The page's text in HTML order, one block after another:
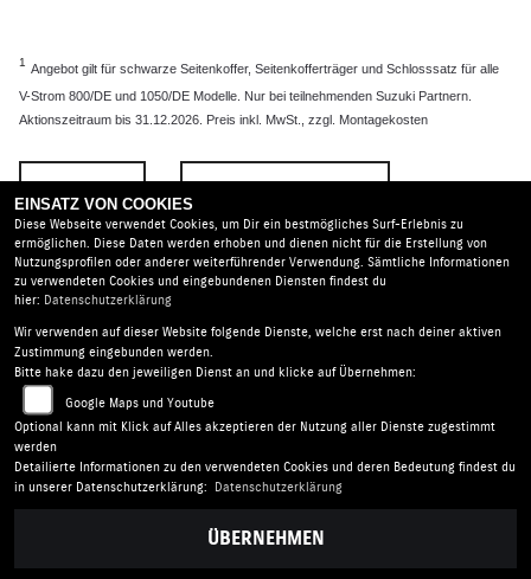
1 Angebot gilt für schwarze Seitenkoffer, Seitenkofferträger und Schlosssatz für alle
V-Strom 800/DE und 1050/DE Modelle. Nur bei teilnehmenden Suzuki Partnern.
Aktionszeitraum bis 31.12.2026. Preis inkl. MwSt., zzgl. Montagekosten
ZURÜCK
Zweirad Nürnberger | Glauchauer Landstr. 18 | 09356 St.
Egidien OT Lobsdorf | Deutschland
AGB |Impressum
Barrierefreiheit |Batterieverordnung
Folgen Sie uns
EINSATZ VON COOKIES
Diese Webseite verwendet Cookies, um Dir ein bestmögliches Surf-Erlebnis zu
ermöglichen. Diese Daten werden erhoben und dienen nicht für die Erstellung von
Nutzungsprofilen oder anderer weiterführender Verwendung. Sämtliche Informationen
zu verwendeten Cookies und eingebundenen Diensten findest du
hier: Datenschutzerklärung
Wir verwenden auf dieser Website folgende Dienste, welche erst nach deiner aktiven
Zustimmung eingebunden werden.
Bitte hake dazu den jeweiligen Dienst an und klicke auf Übernehmen:
Google Maps und Youtube
Optional kann mit Klick auf Alles akzeptieren der Nutzung aller Dienste zugestimmt
werden
Detailierte Informationen zu den verwendeten Cookies und deren Bedeutung findest du
in unserer Datenschutzerklärung:
Datenschutzerklärung
ÜBERNEHMEN